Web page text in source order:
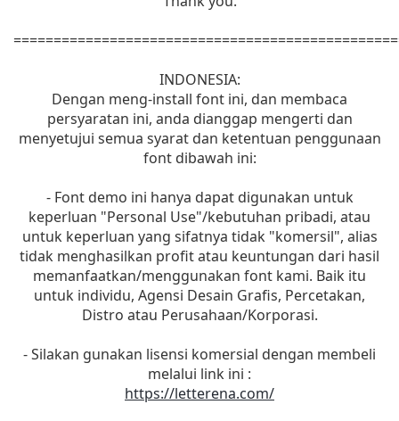
INDONESIA:
Dengan meng-install font ini, dan membaca
persyaratan ini, anda dianggap mengerti dan
menyetujui semua syarat dan ketentuan penggunaan
font dibawah ini:
- Font demo ini hanya dapat digunakan untuk
keperluan "Personal Use"/kebutuhan pribadi, atau
untuk keperluan yang sifatnya tidak "komersil", alias
tidak menghasilkan profit atau keuntungan dari hasil
memanfaatkan/menggunakan font kami. Baik itu
untuk individu, Agensi Desain Grafis, Percetakan,
Distro atau Perusahaan/Korporasi.
- Silakan gunakan lisensi komersial dengan membeli
melalui link ini :
https://letterena.com/